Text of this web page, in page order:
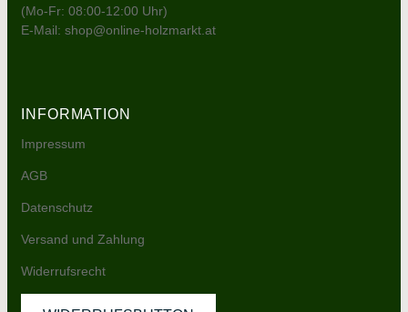
(Mo-Fr: 08:00-12:00 Uhr)
E-Mail: shop@online-holzmarkt.at
INFORMATION
Impressum
AGB
Datenschutz
Versand und Zahlung
Widerrufsrecht